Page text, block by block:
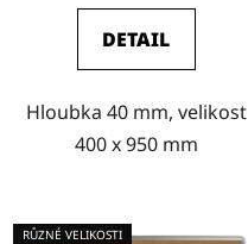
DETAIL
Hloubka 40 mm, velikost
400 x 950 mm
RŮZNÉ VELIKOSTI